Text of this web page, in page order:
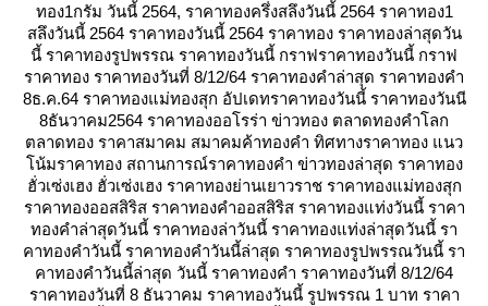
ทอง1กรัม วันนี้ 2564, ราคาทองครึ่งสลึงวันนี้ 2564 ราคาทอง1
สลึงวันนี้ 2564 ราคาทองวันนี้ 2564 ราคาทอง ราคาทองล่าสุดวัน
นี้ ราคาทองรูปพรรณ ราคาทองวันนี้ กราฟราคาทองวันนี้ กราฟ
ราคาทอง ราคาทองวันที่ 8/12/64 ราคาทองคำล่าสุด ราคาทองคำ
8ธ.ค.64 ราคาทองแม่ทองสุก อัปเดทราคาทองวันนี้ ราคาทองวันนี
8ธันวาคม2564 ราคาทองออโรร่า ข่าวทอง ตลาดทองคำโลก
ตลาดทอง ราคาสมาคม สมาคมค้าทองคำ ทิศทางราคาทอง แนว
น้มราคาทอง สถานการณ์ราคาทองคำ ข่าวทองล่าสุด ราคาทอง
ฮั่วเซ่งเฮง ฮั่วเซ่งเฮง ราคาทองย่านเยาวราช ราคาทองแม่ทองสุก
ราคาทองออสสิริส ราคาทองคำออสสิริส ราคาทองแท่งวันนี้ ราคา
ทองคำล่าสุดวันนี้ ราคาทองล่าวันนี้ ราคาทองแท่งล่าสุดวันนี้ รา
คาทองคําวันนี้ ราคาทองคําวันนี้ล่าสุด ราคาทองรูปพรรณวันนี้ รา
คาทองคําวันนี้ล่าสุด วันนี้ ราคาทองคํา ราคาทองวันที่ 8/12/64
ราคาทองวันที่ 8 ธันวาคม ราคาทองวันนี้ รูปพรรณ 1 บาท ราคา